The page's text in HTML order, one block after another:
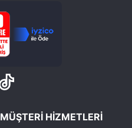
MÜŞTERİ HİZMETLERİ